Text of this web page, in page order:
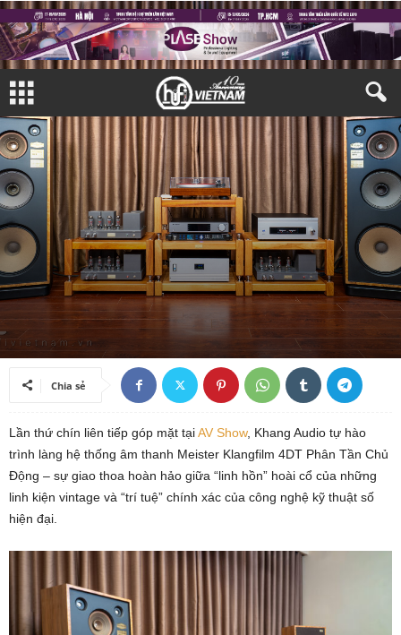
TRIỂN LÃM TRIỂN LÃM TRONG NƯỚC
26/11/2025
Chia sẻ
Lần thứ chín liên tiếp góp mặt tạiAV Show, Khang Audio tự hào
trình làng hệ thống âm thanh Meister Klangfilm 4DT Phân Tần Chủ
Động – sự giao thoa hoàn hảo giữa “linh hồn” hoài cổ của những
linh kiện vintage và “trí tuệ” chính xác của công nghệ kỹ thuật số
hiện đại.